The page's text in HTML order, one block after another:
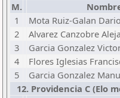
M.
1
Mota Ruiz-Galan Dario
2
Alvarez Canzobre
3
Garcia Gonzalez
4
Flores Iglesias
5
Garcia Gonzalez
12. Providencia C (Elo